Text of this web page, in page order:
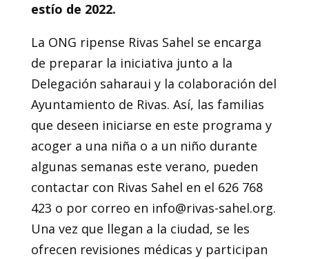
estío de 2022.
La ONG ripense Rivas Sahel se encarga
de preparar la iniciativa junto a la
Delegación saharaui y la colaboración del
Ayuntamiento de Rivas. Así, las familias
que deseen iniciarse en este programa y
acoger a una niña o a un niño durante
algunas semanas este verano, pueden
contactar con Rivas Sahel en el 626 768
423 o por correo en info@rivas-sahel.org.
Una vez que llegan a la ciudad, se les
ofrecen revisiones médicas y participan